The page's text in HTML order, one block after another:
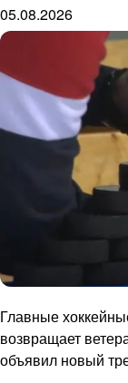
05.08.2026
Главные
возвращает
объявил новый